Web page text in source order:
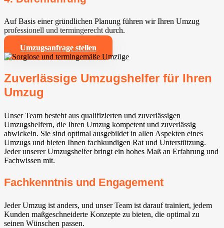
Auf Basis einer gründlichen Planung führen wir Ihren Umzug
professionell und termingerecht durch.
Umzugsanfrage stellen
Zuverlässige Umzugshelfer für Ihren
Umzug
Unser Team besteht aus qualifizierten und zuverlässigen
Umzugshelfern, die Ihren Umzug kompetent und zuverlässig
abwickeln. Sie sind optimal ausgebildet in allen Aspekten eines
Umzugs und bieten Ihnen fachkundigen Rat und Unterstützung.
Jeder unserer Umzugshelfer bringt ein hohes Maß an Erfahrung und
Fachwissen mit.
Fachkenntnis und Engagement
Jeder Umzug ist anders, und unser Team ist darauf trainiert, jedem
Kunden maßgeschneiderte Konzepte zu bieten, die optimal zu
seinen Wünschen passen.